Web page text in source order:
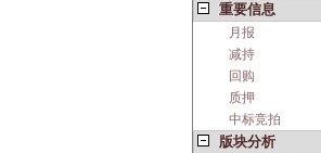
重要信息
月报
减持
回购
质押
中标竞拍
版块分析